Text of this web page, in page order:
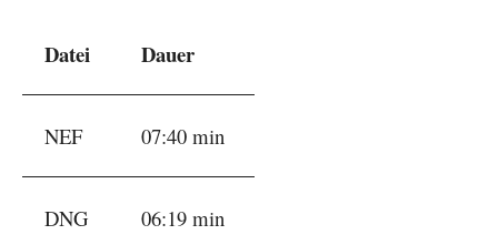
Datei Dauer
NEF 07:40 min
DNG 06:19 min